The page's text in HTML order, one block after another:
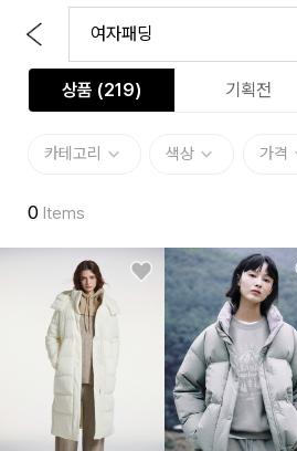
상품 (219) 기획전
카테고리 색상 가격
0 Items